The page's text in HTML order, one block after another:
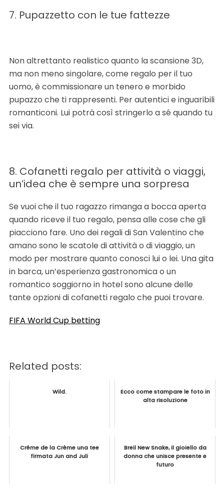
7. Pupazzetto con le tue fattezze
Non altrettanto realistico quanto la scansione 3D,
ma non meno singolare, come regalo per il tuo
uomo, è commissionare un tenero e morbido
pupazzo che ti rappresenti. Per autentici e inguaribili
romanticoni. Lui potrà così stringerlo a sé quando tu
sei via.
8. Cofanetti regalo per attività o viaggi,
un’idea che è sempre una sorpresa
Se vuoi che il tuo ragazzo rimanga a bocca aperta
quando riceve il tuo regalo, pensa alle cose che gli
piacciono fare. Uno dei regali di San Valentino che
amano sono le scatole di attività o di viaggio, un
modo per mostrare quanto conosci lui o lei. Una gita
in barca, un’esperienza gastronomica o un
romantico soggiorno in hotel sono alcune delle
tante opzioni di cofanetti regalo che puoi trovare.
FIFA World Cup betting
Related posts:
Wild.
Ecco come stampare le foto in
alta risoluzione
Créme de la Crème una tee
firmata Jun and Juli
Breil New Snake, il gioiello da
donna che unisce presente e
futuro